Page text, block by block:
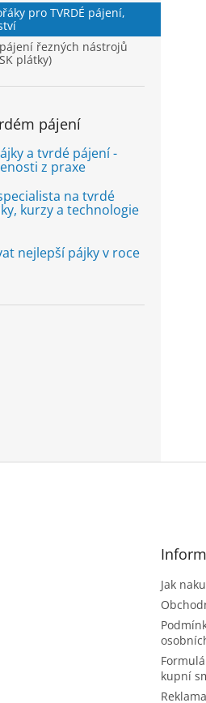
pro TVRDÉ pájení,
řezných nástrojů
plátky)
pájení
a tvrdé pájení -
z praxe
na tvrdé
kurzy a technologie
nejlepší pájky v roce
Jak
kupní